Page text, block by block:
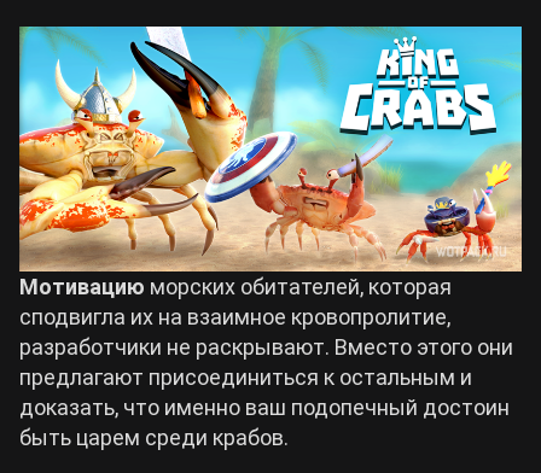
Мотивацию морских обитателей, которая
сподвигла их на взаимное кровопролитие,
разработчики не раскрывают. Вместо этого они
предлагают присоединиться к остальным и
доказать, что именно ваш подопечный достоин
быть царем среди крабов.